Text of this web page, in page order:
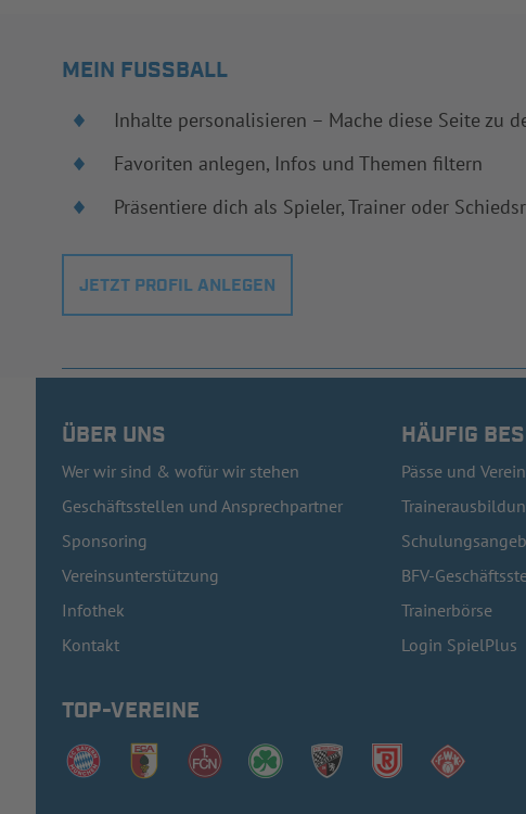
MEIN FUSSBALL
Inhalte personalisieren – Mache diese Seite zu
Favoriten anlegen, Infos und Themen filtern
Präsentiere dich als Spieler, Trainer oder
JETZT PROFIL ANLEGEN
ÜBER UNS
Wer wir sind & wofür wir stehen
Geschäftsstellen und Ansprechpartner
Sponsoring
Vereinsunterstützung
Infothek
Kontakt
HÄUFIG
Pässe und
BFV-
Trainerbörse
Login SpielPlus
TOP-VEREINE